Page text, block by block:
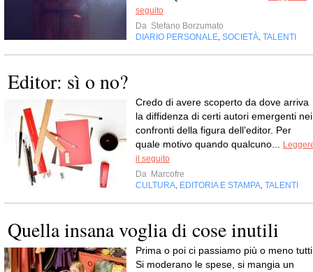
seguito
Da Stefano Borzumato
DIARIO PERSONALE SOCIETÀ TALENTI
Editor: sì o no?
Credo di avere scoperto da dove arriva
la diffidenza di certi autori emergenti nei
confronti della figura dell’editor. Per
quale motivo quando qualcuno...
il seguito
Da Marcofre
CULTURA EDITORIA E STAMPA TALENTI
Quella insana voglia di cose inutili
Prima o poi ci passiamo più o meno
Si moderano le spese, si mangia un